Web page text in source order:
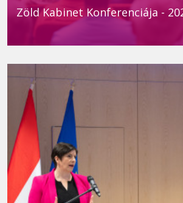
Zöld Kabinet Konferenciája -